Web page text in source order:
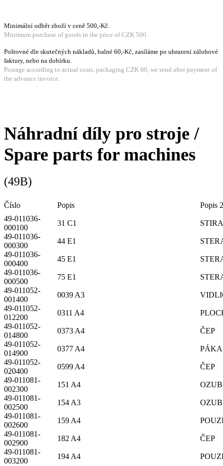
Minimální odběr zboží v ceně 500,-Kč.
Minimum purchase of goods in the price of CZK 500.
Poštovné dle skutečných nákladů, balné 60,-Kč, zasíláme po uhrazení zálohové
faktury, nebo na dobírku.
Postage according to actual costs, packaging CZK 60, we send after payment of
the advance invoice.
Náhradní díly pro stroje /
Spare parts for machines
(49B)
Číslo Popis
Popis 2
49-011036-
000100
31 C1
49-011036-
000300
44 E1
49-011036-
000400
45 E1
49-011036-
000500
75 E1
49-011052-
001400
0039 A3
49-011052-
012200
0311 A4
49-011052-
014800
0373 A4
ČEP
49-011052-
014900
0377 A4
PÁKA
49-011052-
020400
0599 A4
ČEP
49-011081-
002300
151 A4
49-011081-
002500
154 A3
49-011081-
002600
159 A4
49-011081-
002900
182 A4
ČEP
49-011081-
003200
194 A4